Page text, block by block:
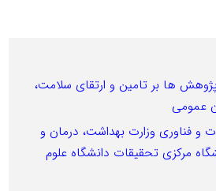
ها بر تامین و ارتقای سلامت،
عمومی
و فناوری وزارت بهداشت، درمان و
مرکزی تحقیقات دانشگاه علوم